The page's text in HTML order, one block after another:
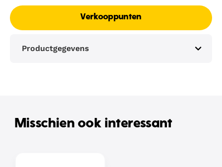
Verkooppunten
Productgegevens
Misschien ook interessant